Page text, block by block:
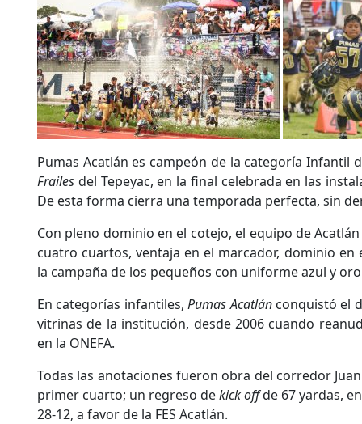
Pumas Acatlán es campeón de la categoría Infantil
Frailes del Tepeyac, en la final celebrada en las
De esta forma cierra una temporada perfecta, sin
Con pleno dominio en el cotejo, el equipo de
cuatro cuartos, ventaja en el marcador, dominio
la campaña de los pequeños con uniforme azul y
En categorías infantiles,Pumas Acatlánconquistó el
vitrinas de la institución, desde 2006 cuando
en la ONEFA.
Todas las anotaciones fueron obra del corredor
primer cuarto; un regreso dekick offde 67 yardas,
28-12, a favor de la FES Acatlán.